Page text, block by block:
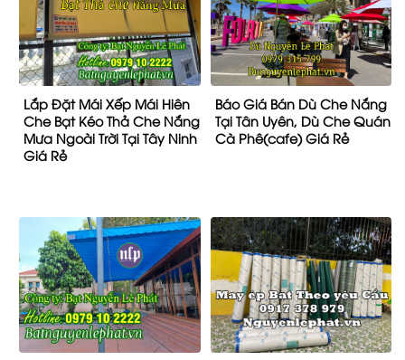
Lắp Đặt Mái Xếp Mái Hiên
Che Bạt Kéo Thả Che Nắng
Mưa Ngoài Trời Tại Tây Ninh
Giá Rẻ
Báo Giá Bán Dù Che Nắng
Tại Tân Uyên, Dù Che Quán
Cà Phê(cafe) Giá Rẻ